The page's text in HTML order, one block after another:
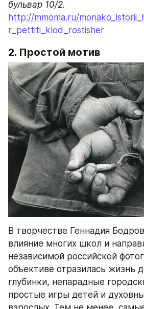
http://mmoma.ru/
r_pettiti_klod_rostisher
2. Простой мотив
В творчестве Геннадия
влияние многих школ и
независимой российской
объективе отразилась жизнь
глубинки, непарадные
простые игры детей и